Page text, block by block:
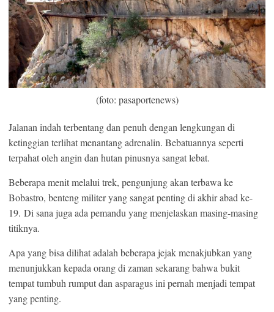
(foto: pasaportenews)
Jalanan indah terbentang dan penuh dengan lengkungan di
ketinggian terlihat menantang adrenalin. Bebatuannya seperti
terpahat oleh angin dan hutan pinusnya sangat lebat.
Beberapa menit melalui trek, pengunjung akan terbawa ke
Bobastro, benteng militer yang sangat penting di akhir abad ke-
19. Di sana juga ada pemandu yang menjelaskan masing-masing
titiknya.
Apa yang bisa dilihat adalah beberapa jejak menakjubkan yang
menunjukkan kepada orang di zaman sekarang bahwa bukit
tempat tumbuh rumput dan asparagus ini pernah menjadi tempat
yang penting.